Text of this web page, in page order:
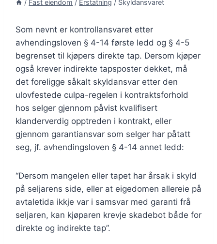
/ Fast eiendom / Erstatning / Skyldansvaret
Som nevnt er kontrollansvaret etter
avhendingsloven § 4-14 første ledd og § 4-5
begrenset til kjøpers direkte tap. Dersom kjøper
også krever indirekte tapsposter dekket, må
det foreligge såkalt skyldansvar etter den
ulovfestede culpa-regelen i kontraktsforhold
hos selger gjennom påvist kvalifisert
klanderverdig opptreden i kontrakt, eller
gjennom garantiansvar som selger har påtatt
seg, jf. avhendingsloven § 4-14 annet ledd:
“Dersom mangelen eller tapet har årsak i skyld
på seljarens side, eller at eigedomen allereie på
avtaletida ikkje var i samsvar med garanti frå
seljaren, kan kjøparen krevje skadebot både for
direkte og indirekte tap”.